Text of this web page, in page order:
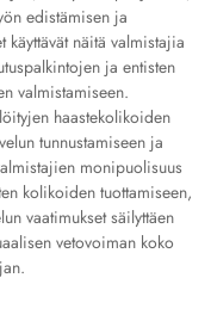
edistämisen ja
käyttävät näitä valmistajia
ja entisten
valmistamiseen.
haastekolikoiden
tunnustamiseen ja
monipuolisuus
kolikoiden tuottamiseen,
vaatimukset säilyttäen
vetovoiman koko